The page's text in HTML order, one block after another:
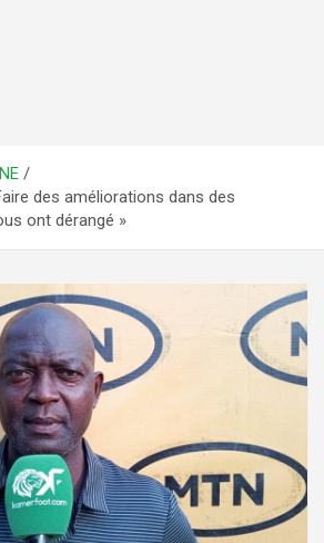
des améliorations dans des
ont dérangé »